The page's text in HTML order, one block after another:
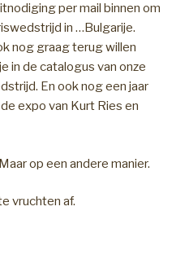
per mail binnen om
in …Bulgarije.
nog graag terug willen
in de catalogus van onze
En ook nog een jaar
expo van Kurt Ries en
op een andere manier.
vruchten af.